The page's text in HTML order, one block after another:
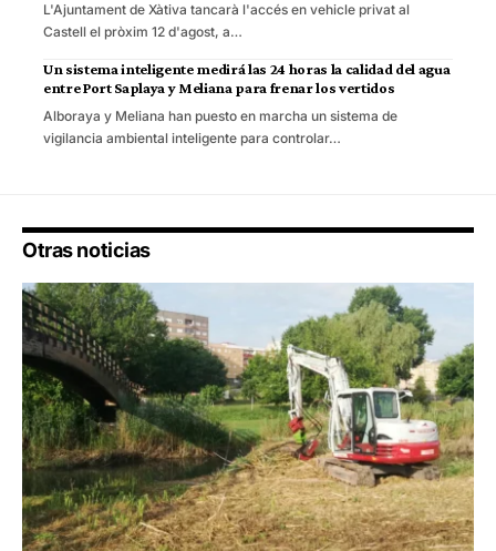
L'Ajuntament de Xàtiva tancarà l'accés en vehicle privat al
Castell el pròxim 12 d'agost, a…
Un sistema inteligente medirá las 24 horas la calidad del agua
entre Port Saplaya y Meliana para frenar los vertidos
Alboraya y Meliana han puesto en marcha un sistema de
vigilancia ambiental inteligente para controlar…
Otras noticias